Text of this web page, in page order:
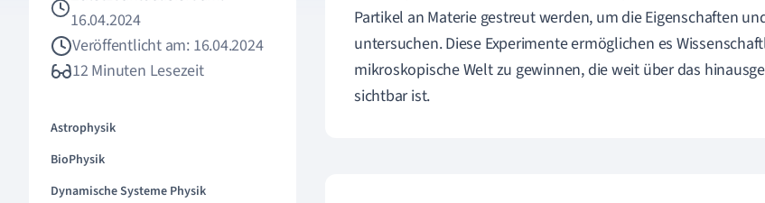
16.04.2024
Veröffentlicht am: 16.04.2024
12 Minuten Lesezeit
Astrophysik
BioPhysik
Dynamische Systeme Physik
Partikel an Materie gestreut werden, um die Eigenschaften
untersuchen. Diese Experimente ermöglichen es
mikroskopische Welt zu gewinnen, die weit über das
sichtbar ist.